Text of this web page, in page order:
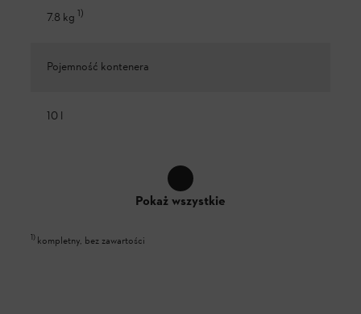
7.8 kg 1)
Pojemność kontenera
10 l
Pokaż wszystkie
1) kompletny, bez zawartości